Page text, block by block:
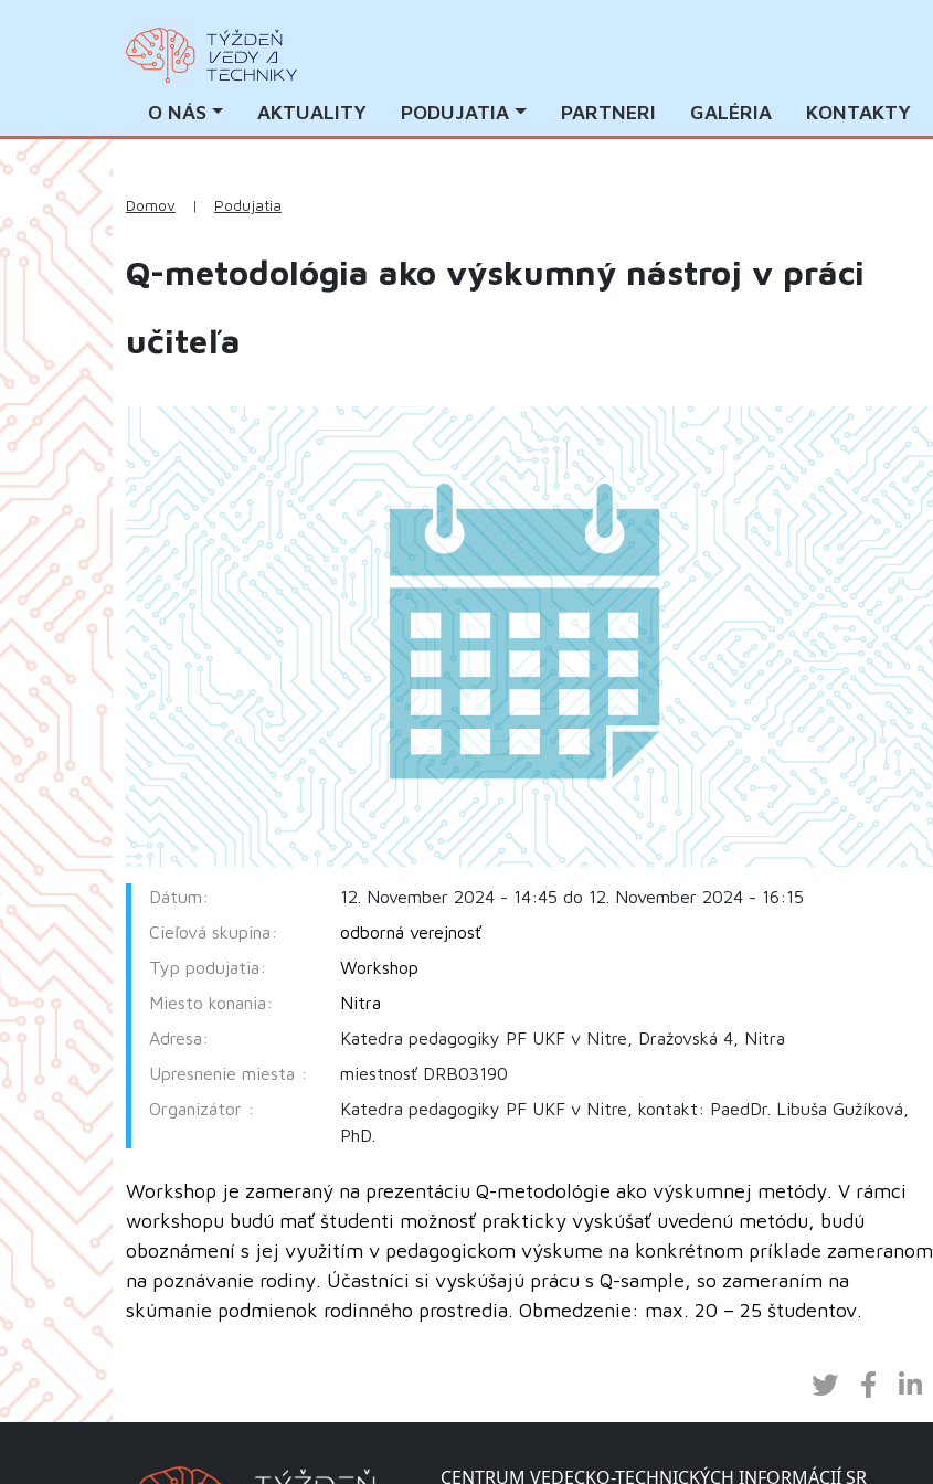
O NÁS AKTUALITY PODUJATIA PARTNERI GALÉRIA KONTAKTY
Domov | Podujatia
Q-metodológia ako výskumný nástroj v práci
učiteľa
Dátum:
12. November 2024 - 14:45 do 12. November 2024 - 16:15
Cieľová skupina:
odborná verejnosť
Typ podujatia:
Workshop
Miesto konania:
Nitra
Adresa:
Katedra pedagogiky PF UKF v Nitre, Dražovská 4, Nitra
Upresnenie miesta :
miestnosť DRB03190
Organizátor :
Katedra pedagogiky PF UKF v Nitre, kontakt: PaedDr. Libuša Gužíková,
PhD.
Workshop je zameraný na prezentáciu Q-metodológie ako výskumnej metódy. V rámci
workshopu budú mať študenti možnosť prakticky vyskúšať uvedenú metódu, budú
oboznámení s jej využitím v pedagogickom výskume na konkrétnom príklade zameranom
na poznávanie rodiny. Účastníci si vyskúšajú prácu s Q-sample, so zameraním na
skúmanie podmienok rodinného prostredia. Obmedzenie: max. 20 – 25 študentov.
CENTRUM VEDECKO-TECHNICKÝCH INFORMÁCIÍ SR